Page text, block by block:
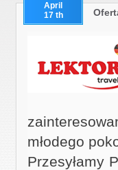
April
17 th
młodego
Przesyłamy